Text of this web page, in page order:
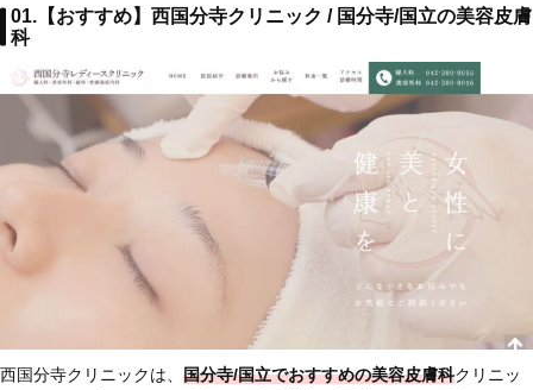
01.【おすすめ】西国分寺クリニック / 国分寺/国立の美容皮膚
科
西国分寺クリニックは、 国分寺/国立でおすすめの美容皮膚科クリニッ